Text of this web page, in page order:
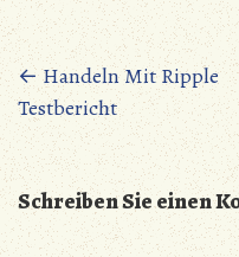
Posts
navigation
← Handeln Mit Ripple
Testbericht
Schreiben Sie einen